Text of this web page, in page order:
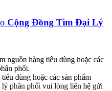
Cộng Đồng Tìm Đại Lý
nguồn hàng tiêu dùng hoặc các
phối.
dùng hoặc các sản phẩm
phân phối vui lòng liên hệ gửi